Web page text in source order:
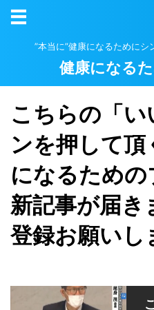
”本当に”健康になるためにシ
健康になる
こちらの「い
ンを押して
になるため
新記事が届き
登録お願いし